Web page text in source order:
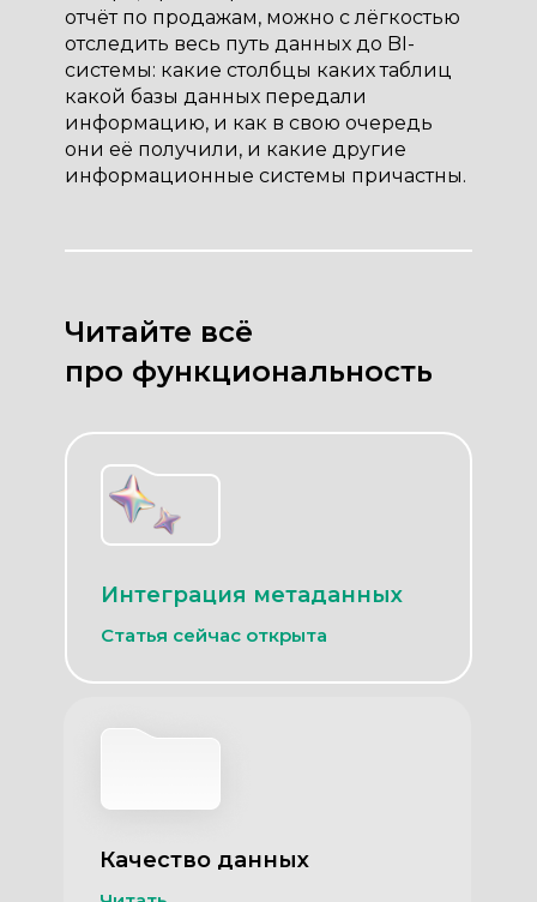
отчёт по продажам, можно с лёгкостью
отследить весь путь данных до BI-
системы: какие столбцы каких таблиц
какой базы данных передали
информацию, и как в свою очередь
они её получили, и какие другие
информационные системы причастны.
Читайте всё
про функциональность
Качество данных
Статья сейчас открыта
Интеграция метаданных